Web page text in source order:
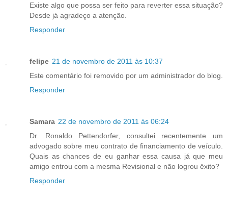
Existe algo que possa ser feito para reverter essa situação?
Desde já agradeço a atenção.
Responder
felipe 21 de novembro de 2011 às 10:37
Este comentário foi removido por um administrador do blog.
Responder
Samara 22 de novembro de 2011 às 06:24
Dr. Ronaldo Pettendorfer, consultei recentemente um
advogado sobre meu contrato de financiamento de veículo.
Quais as chances de eu ganhar essa causa já que meu
amigo entrou com a mesma Revisional e não logrou êxito?
Responder